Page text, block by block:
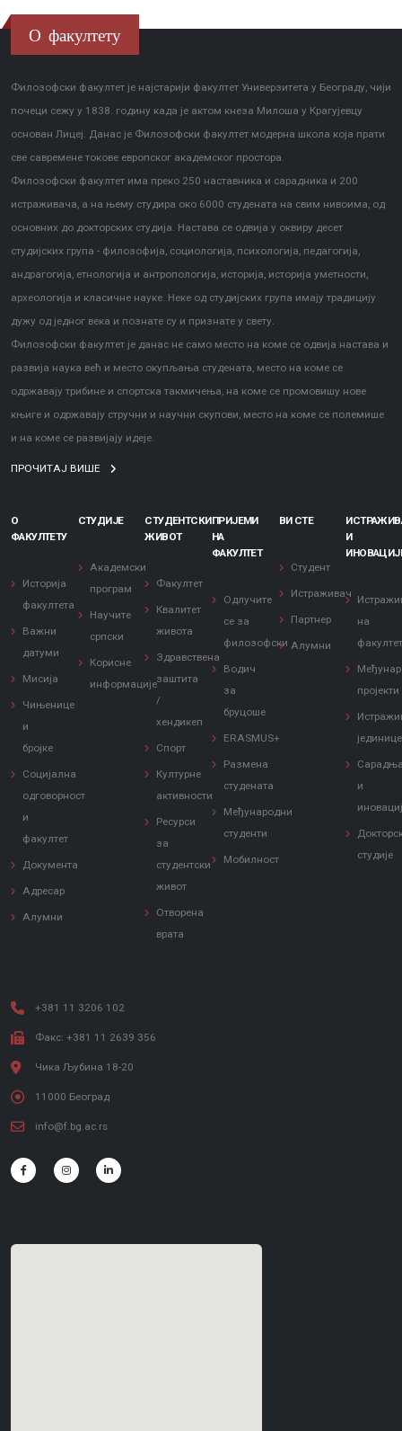
О факултету
Филозофски факултет је најстарији факултет Универзитета у Београду, чији
почеци сежу у 1838. годину када је актом кнеза Милоша у Крагујевцу
основан Лицеј. Данас је Филозофски факултет модерна школа која прати
све савремене токове европског академског простора.
Филозофски факултет има преко 250 наставника и сарадника и 200
истраживача, а на њему студира око 6000 студената на свим нивоима, од
основних до докторских студија. Настава се одвија у оквиру десет
студијских група - филозофија, социологија, психологија, педагогија,
андрагогија, етнологија и антропологија, историја, историја уметности,
археологија и класичне науке. Неке од студијских група имају традицију
дужу од једног века и познате су и признате у свету.
Филозофски факултет је данас не само место на коме се одвија настава и
развија наука већ и место окупљања студената, место на коме се
одржавају трибине и спортска такмичења, на коме се промовишу нове
књиге и одржавају стручни и научни скупови, место на коме се полемише
и на коме се развијају идеје.
ПРОЧИТАЈ ВИШЕ
О
ФАКУЛТЕТУ
Историја
факултета
Важни
датуми
Мисија
Чињенице
и
бројке
Социјална
одговорност
и
факултет
Документа
Адресар
Алумни
СТУДИЈЕ
Академски
програм
Научите
српски
Корисне
информације
СТУДЕНТСКИ
ЖИВОТ
Факултет
Квалитет
живота
Здравствена
заштита
/
хендикеп
Спорт
Културне
активности
Ресурси
за
студентски
живот
Отворена
врата
ПРИЈЕМИ
НА
ФАКУЛТЕТ
Одлучите
се за
филозофски
Водич
за
бруцоше
ERASMUS+
Размена
студената
Међународни
студенти
Мобилност
ВИ СТЕ
Студент
Истраживач
Партнер
Алумни
И
на
пројекти
јединице
и
студије
+381 11 3206 102
Факс: +381 11 2639 356
Чика Љубина 18-20
11000 Београд
info@f.bg.ac.rs